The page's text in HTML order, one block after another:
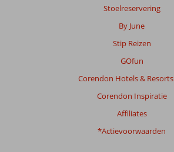
Stoelreservering
By June
Stip Reizen
GOfun
Corendon Hotels & Resorts
Corendon Inspiratie
Affiliates
*Actievoorwaarden